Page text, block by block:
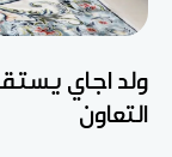
ولد اجاي
التعاون